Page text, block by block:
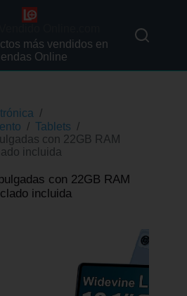
más vendidos en
Online
/
/ Tablets /
con 22GB RAM
incluida
con 22GB RAM
incluida